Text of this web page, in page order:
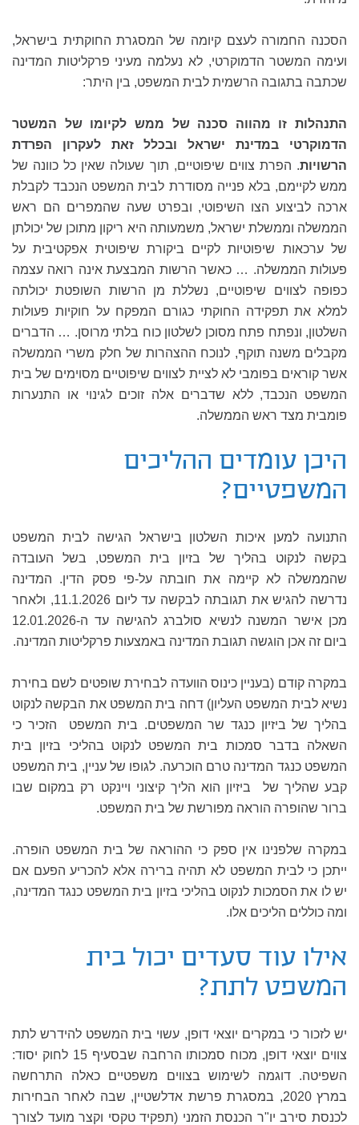
הסכנה החמורה לעצם קיומה של המסגרת החוקתית בישראל,
ועימה המשטר הדמוקרטי, לא נעלמה מעיני פרקליטות המדינה
שכתבה בתגובה הרשמית לבית המשפט, בין היתר:
התנהלות זו מהווה סכנה של ממש לקיומו של המשטר
הדמוקרטי במדינת ישראל ובכלל זאת לעקרון הפרדת
הרשויות. הפרת צווים שיפוטיים, תוך שעולה שאין כל כוונה של
ממש לקיימם, בלא פנייה מסודרת לבית המשפט הנכבד לקבלת
ארכה לביצוע הצו השיפוטי, ובפרט שעה שהמפרים הם ראש
הממשלה וממשלת ישראל, משמעותה היא ריקון מתוכן של יכולתן
של ערכאות שיפוטיות לקיים ביקורת שיפוטית אפקטיבית על
פעולות הממשלה. … כאשר הרשות המבצעת אינה רואה עצמה
כפופה לצווים שיפוטיים, נשללת מן הרשות השופטת יכולתה
למלא את תפקידה החוקתי כגורם המפקח על חוקיות פעולות
השלטון, ונפתח פתח מסוכן לשלטון כוח בלתי מרוסן. … הדברים
מקבלים משנה תוקף, לנוכח ההצהרות של חלק משרי הממשלה
אשר קוראים בפומבי לא לציית לצווים שיפוטיים מסוימים של בית
המשפט הנכבד, ללא שדברים אלה זוכים לגינוי או התנערות
פומבית מצד ראש הממשלה.
היכן עומדים ההליכים
המשפטיים?
התנועה למען איכות השלטון בישראל הגישה לבית המשפט
בקשה לנקוט בהליך של בזיון בית המשפט, בשל העובדה
שהממשלה לא קיימה את חובתה על-פי פסק הדין. המדינה
נדרשה להגיש את תגובתה לבקשה עד ליום 11.1.2026, ולאחר
מכן אישר המשנה לנשיא סולברג להגישה עד ה-12.01.2026
ביום זה אכן הוגשה תגובת המדינה באמצעות פרקליטות המדינה.
במקרה קודם (בעניין כינוס הוועדה לבחירת שופטים לשם בחירת
נשיא לבית המשפט העליון) דחה בית המשפט את הבקשה לנקוט
בהליך של ביזיון כנגד שר המשפטים. בית המשפט הזכיר כי
השאלה בדבר סמכות בית המשפט לנקוט בהליכי בזיון בית
המשפט כנגד המדינה טרם הוכרעה. לגופו של עניין, בית המשפט
קבע שהליך של ביזיון הוא הליך קיצוני ויינקט רק במקום שבו
ברור שהופרה הוראה מפורשת של בית המשפט.
במקרה שלפנינו אין ספק כי ההוראה של בית המשפט הופרה.
ייתכן כי לבית המשפט לא תהיה ברירה אלא להכריע הפעם אם
יש לו את הסמכות לנקוט בהליכי בזיון בית המשפט כנגד המדינה,
ומה כוללים הליכים אלו.
אילו עוד סעדים יכול בית
המשפט לתת?
יש לזכור כי במקרים יוצאי דופן, עשוי בית המשפט להידרש לתת
צווים יוצאי דופן, מכוח סמכותו הרחבה שבסעיף 15 לחוק יסוד:
השפיטה. דוגמה לשימוש בצווים משפטיים כאלה התרחשה
במרץ 2020, במסגרת פרשת אדלשטיין, שבה לאחר הבחירות
לכנסת סירב יו"ר הכנסת הזמני (תפקיד טקסי וקצר מועד לצורך